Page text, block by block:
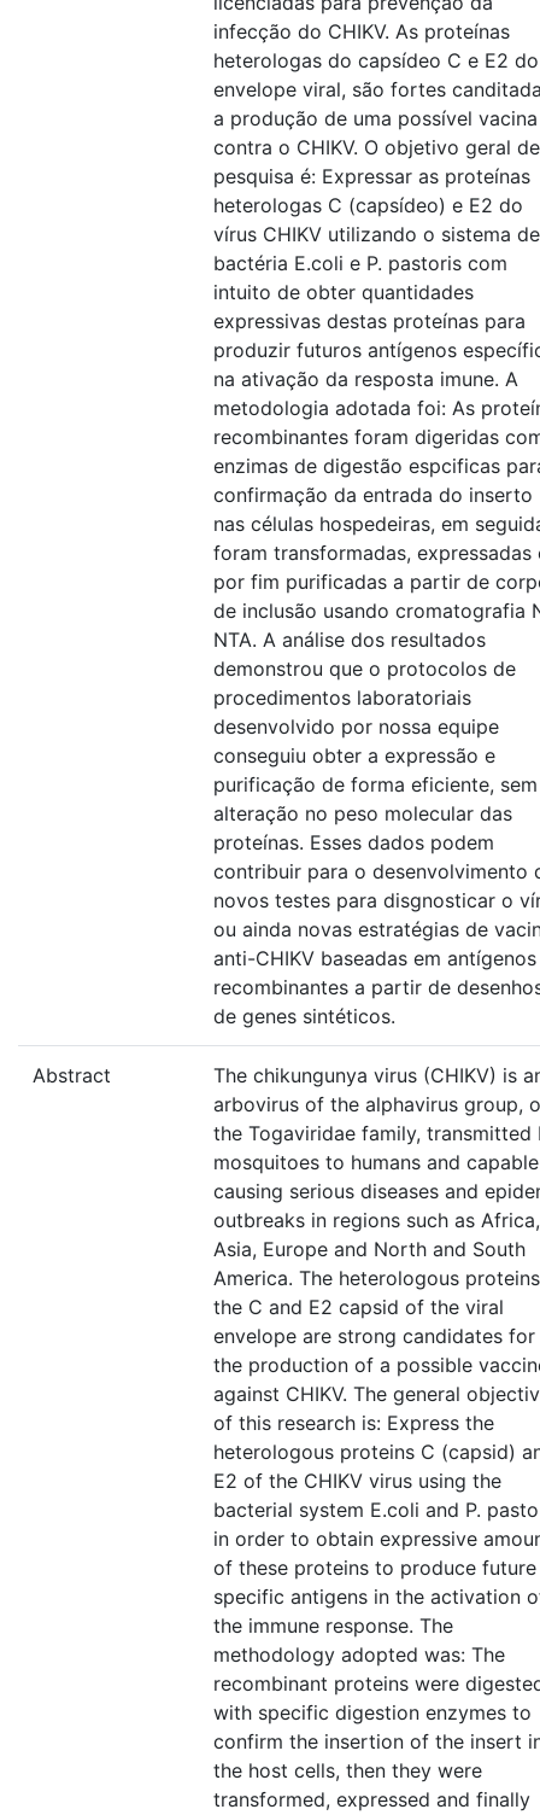
infecção do CHIKV. As proteínas
heterologas do capsídeo C e E2 do
envelope viral, são fortes
a produção de uma possível vacina
contra o CHIKV. O objetivo geral
pesquisa é: Expressar as proteínas
heterologas C (capsídeo) e E2 do
vírus CHIKV utilizando o sistema de
bactéria E.coli e P. pastoris com
intuito de obter quantidades
expressivas destas proteínas para
produzir futuros antígenos
na ativação da resposta imune. A
metodologia adotada foi: As
recombinantes foram digeridas
enzimas de digestão espcificas
confirmação da entrada do inserto
nas células hospedeiras, em
foram transformadas, expressadas
por fim purificadas a partir de
de inclusão usando cromatografia
NTA. A análise dos resultados
demonstrou que o protocolos de
procedimentos laboratoriais
desenvolvido por nossa equipe
conseguiu obter a expressão e
purificação de forma eficiente, sem
alteração no peso molecular das
proteínas. Esses dados podem
contribuir para o desenvolvimento
novos testes para disgnosticar o
ou ainda novas estratégias de
anti-CHIKV baseadas em antígenos
recombinantes a partir de
de genes sintéticos.
Abstract
The chikungunya virus (CHIKV) is
arbovirus of the alphavirus group,
the Togaviridae family, transmitted
mosquitoes to humans and
causing serious diseases and
outbreaks in regions such as Africa,
Asia, Europe and North and South
America. The heterologous
the C and E2 capsid of the viral
envelope are strong candidates for
the production of a possible
against CHIKV. The general
of this research is: Express the
heterologous proteins C (capsid)
E2 of the CHIKV virus using the
bacterial system E.coli and P.
in order to obtain expressive
of these proteins to produce future
specific antigens in the activation
the immune response. The
methodology adopted was: The
recombinant proteins were
with specific digestion enzymes to
confirm the insertion of the insert
the host cells, then they were
transformed, expressed and finally